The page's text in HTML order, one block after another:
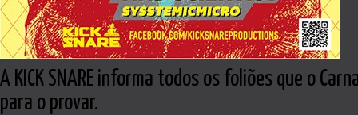
A KICK SNARE informa todos os foliões que o
para o provar.